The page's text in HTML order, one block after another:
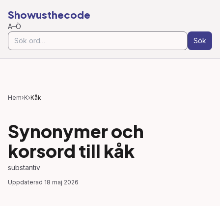
Showusthecode
A–Ö
Sök
Hem›K›Kåk
Synonymer och
korsord till kåk
substantiv
Uppdaterad 18 maj 2026